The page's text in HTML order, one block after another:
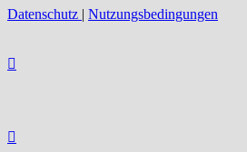
Datenschutz | Nutzungsbedingungen